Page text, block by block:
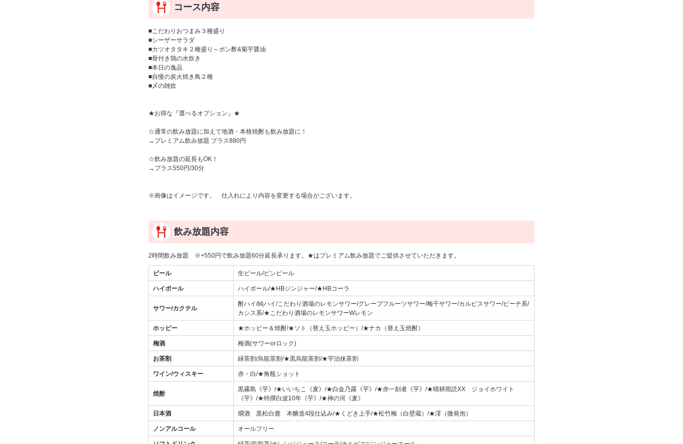
コース内容
■こだわりおつまみ３種盛り
■シーザーサラダ
■カツオタタキ２種盛り～ポン酢&菊芋醤油
■骨付き鶏の水炊き
■本日の逸品
■自慢の炭火焼き鳥２種
■〆の雑炊
★お得な『選べるオプション』★
☆通常の飲み放題に加えて地酒・本格焼酎も飲み放題に！
→プレミアム飲み放題 プラス880円
☆飲み放題の延長もOK！
→プラス550円/30分
※画像はイメージです。 仕入れにより内容を変更する場合がございます。
飲み放題内容
2時間飲み放題 ※+550円で飲み放題60分延長承ります。★はプレミアム飲み放題でご提供させていただきます。
ビール 生ビール/ビンビール
ハイボール ハイボール/★HBジンジャー/★HBコーラ
サワー/カクテル
酎ハイ/純ハイ/こだわり酒場のレモンサワー/グレープフルーツサワー/梅干サワー/カルピスサワー/ピーチ系/
カシス系/★こだわり酒場のレモンサワーWレモン
ホッピー ★ホッピー＆焼酎/★ソト（替え玉ホッピー）/★ナカ（替え玉焼酎）
梅酒 梅酒(サワーorロック)
お茶割 緑茶割/烏龍茶割/★黒烏龍茶割/★宇治抹茶割
ワイン/ウィスキー 赤・白/★角瓶ショット
焼酎
黒霧島《芋》/★いいちこ《麦》/★白金乃露《芋》/★赤一刻者《芋》/★晴耕雨読XX ジョイホワイト
《芋》/★特撰白波10年《芋》/★神の河《麦》
日本酒 燗酒 黒松白鹿 本醸造4段仕込み/★くどき上手/★松竹梅（白壁蔵）/★澪（微発泡）
ノンアルコール オールフリー